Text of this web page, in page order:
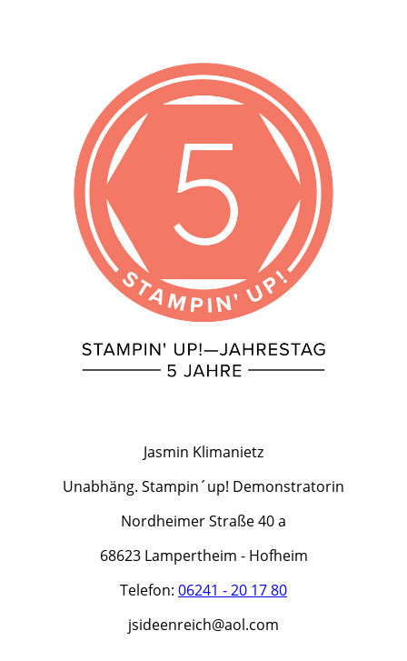
Jasmin Klimanietz
Unabhäng. Stampin´up! Demonstratorin
Nordheimer Straße 40 a
68623 Lampertheim - Hofheim
Telefon: 06241 - 20 17 80
jsideenreich@aol.com